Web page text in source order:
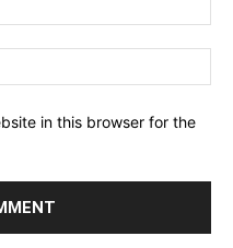
in this browser for the